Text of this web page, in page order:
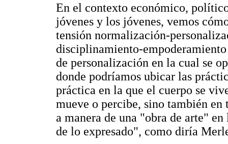
En el contexto económico,
jóvenes y los jóvenes, vemos
tensión normalización-
disciplinamiento-
de personalización en la cual se
donde podríamos ubicar las
práctica en la que el cuerpo se
mueve o percibe, sino también
a manera de una "obra de arte"
de lo expresado", como diría